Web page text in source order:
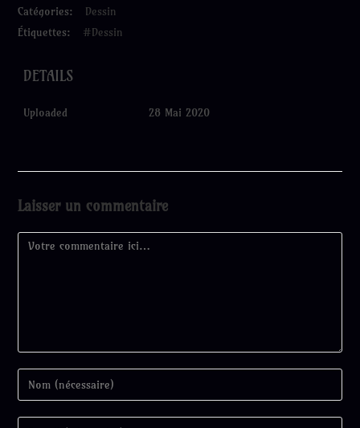
Catégories:
Dessin
Étiquettes:
#Dessin
DETAILS
Uploaded 28 Mai 2020
Laisser un commentaire